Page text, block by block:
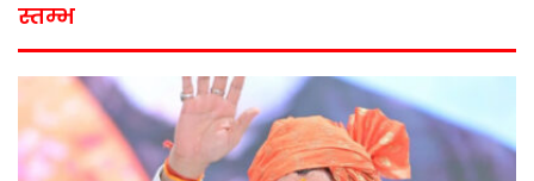
स्तम्भ